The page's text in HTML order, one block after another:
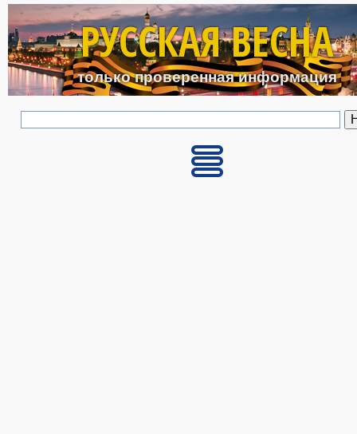
Перейти к основному
РУССКАЯ ВЕСНА
только проверенная информация